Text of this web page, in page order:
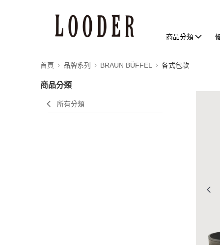
商品分類
首頁 品牌系列 BRAUN BÜFFEL 各式包款
商品分類
所有分類